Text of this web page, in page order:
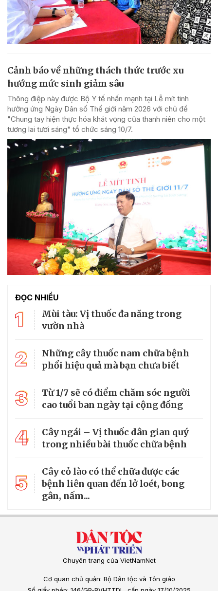
Cảnh báo về những thách thức trước xu
hướng mức sinh giảm sâu
Thông điệp này được Bộ Y tế nhấn mạnh tại Lễ mít tinh
hưởng ứng Ngày Dân số Thế giới năm 2026 với chủ đề
"Chung tay hiện thực hóa khát vọng của thanh niên cho một
tương lai tươi sáng" tổ chức sáng 10/7.
ĐỌC NHIỀU
1
Mùi tàu: Vị thuốc đa năng trong
vườn nhà
2
Những cây thuốc nam chữa bệnh
phổi hiệu quả mà bạn chưa biết
3
Từ 1/7 sẽ có điểm chăm sóc người
cao tuổi ban ngày tại cộng đồng
4
Cây ngái – Vị thuốc dân gian quý
trong nhiều bài thuốc chữa bệnh
5
Cây cỏ lào có thể chữa được các
bệnh liên quan đến lở loét, bong
gân, nấm...
Chuyên trang của VietNamNet
Cơ quan chủ quản: Bộ Dân tộc và Tôn giáo